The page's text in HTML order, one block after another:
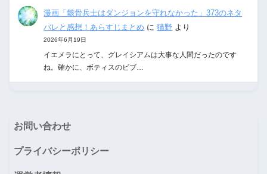
漫画「骸骨兵士はダンジョンを守れなかった」373のネタ
バレと感想！あらすじまとめ に猫野 より
2026年6月19日
イエメラにとって、グレイシアムは大事な人間だったのです
ね。確かに、ボティスのビブ…
お問い合わせ
プライバシーポリシー